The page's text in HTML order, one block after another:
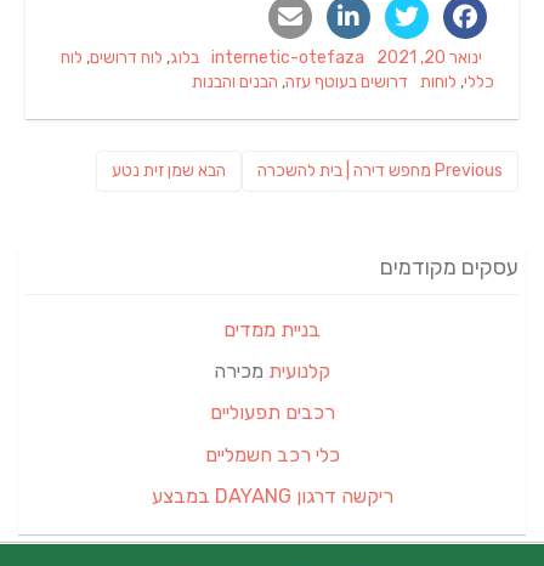
Posted
on
ינואר 20, 2021 Author
internetic-otefaza
Categories
בלוג, לוח דרושים, לוח
כללי, לוחות Tags
דרושים בעוטף עזה, הבנים והבנות
Previous
Previous
מחפש דירה | בית להשכרה הבא פוסט
שמן זית נטע
עסקים מקודמים
בניית ממדים
קלנועית מכירה
רכבים תפעוליים
כלי רכב חשמליים
ריקשה דרגון DAYANG במבצע